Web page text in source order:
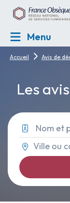
Menu
Accueil Avis de
Les